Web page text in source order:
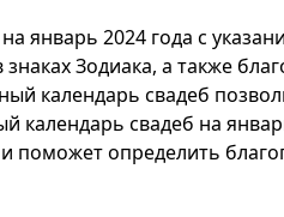
январь 2024 года с
Зодиака, а также
календарь свадеб
календарь свадеб на
поможет определить